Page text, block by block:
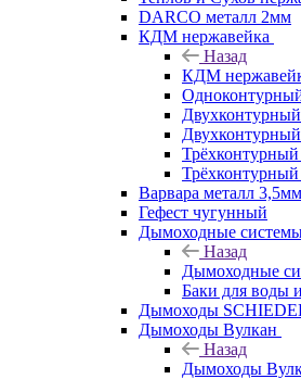
DARCO металл 2мм
КДМ нержавейка
Назад
КДМ
Варвара металл 3,5мм
Гефест чугунный
Дымоходные
Назад
Дымоходные
Баки для воды
Дымоходы
Дымоходы Вулкан
Назад
Дымоходы